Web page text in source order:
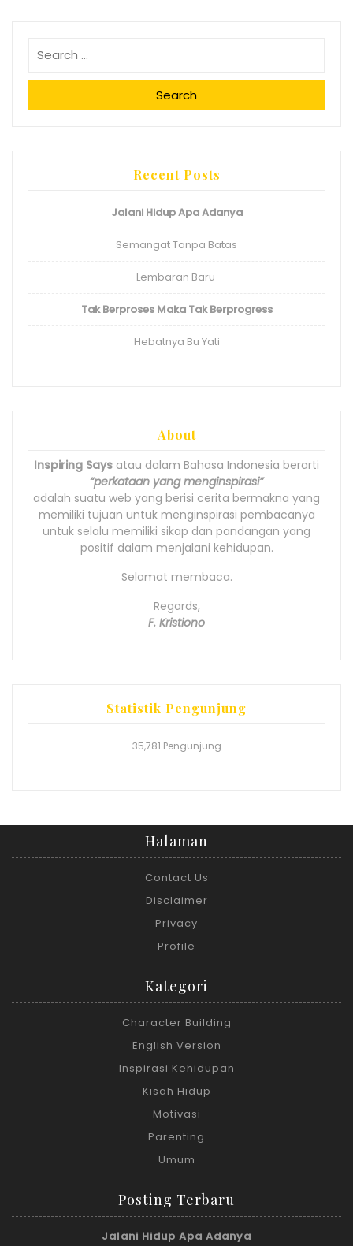
Search
Recent Posts
Jalani Hidup Apa Adanya
Semangat Tanpa Batas
Lembaran Baru
Tak Berproses Maka Tak Berprogress
Hebatnya Bu Yati
About
Inspiring Says atau dalam Bahasa Indonesia berarti
“perkataan yang menginspirasi”
adalah suatu web yang berisi cerita bermakna yang
memiliki tujuan untuk menginspirasi pembacanya
untuk selalu memiliki sikap dan pandangan yang
positif dalam menjalani kehidupan.
Selamat membaca.
Regards,
F. Kristiono
Statistik Pengunjung
35,781 Pengunjung
Halaman
Contact Us
Disclaimer
Privacy
Profile
Kategori
Character Building
English Version
Inspirasi Kehidupan
Kisah Hidup
Motivasi
Parenting
Umum
Posting Terbaru
Jalani Hidup Apa Adanya